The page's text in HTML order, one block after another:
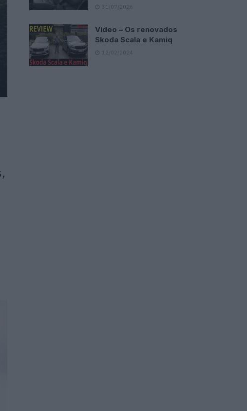
31/07/2026
Vídeo – Os renovados
Skoda Scala e Kamiq
12/02/2024